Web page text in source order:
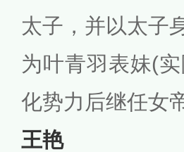
太子，并以太子
为叶青羽表妹(
化势力后继任女
王艳